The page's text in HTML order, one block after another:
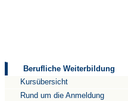
Berufliche Weiterbildung
Kursübersicht
Rund um die Anmeldung